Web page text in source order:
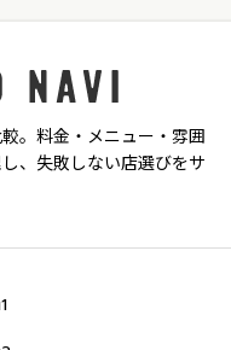
。料金・メニュー・雰囲
、失敗しない店選びをサ